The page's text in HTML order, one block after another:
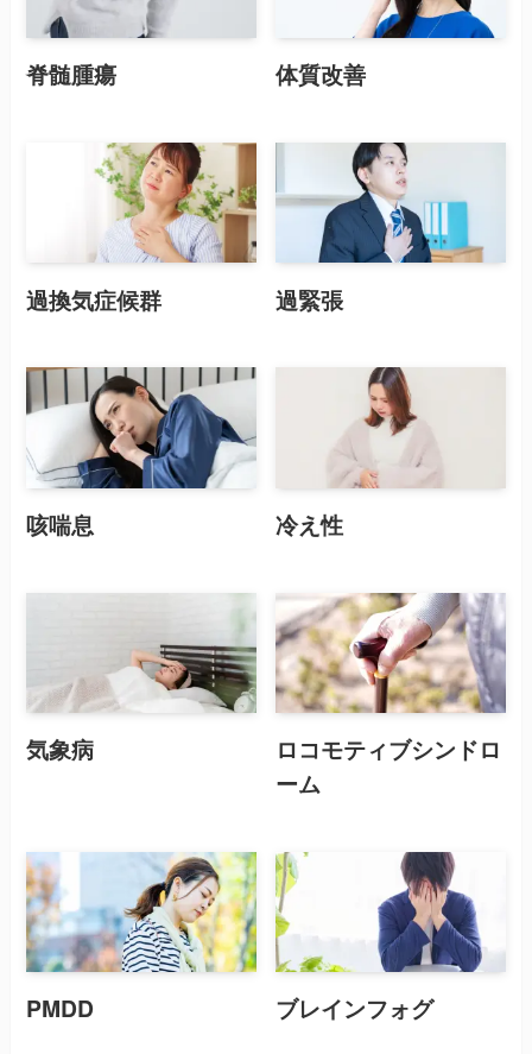
脊髄腫瘍 体質改善
過換気症候群 過緊張
咳喘息 冷え性
気象病
ロコモティブシンドロ
ーム
PMDD ブレインフォグ